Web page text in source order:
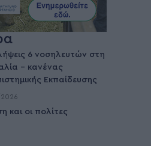
6 νοσηλευτών στη
– κανένας
Εκπαίδευσης
και οι πολίτες